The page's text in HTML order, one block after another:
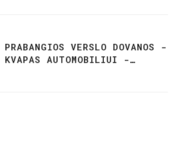
PRABANGIOS VERSLO DOVANOS -
KVAPAS AUTOMOBILIUI -